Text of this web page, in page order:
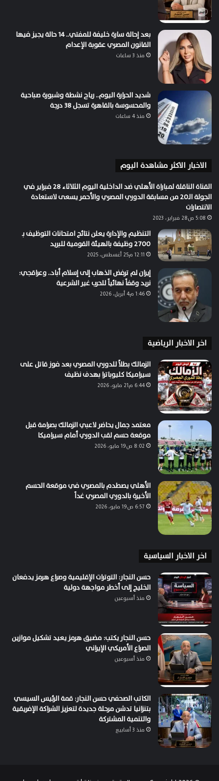
بعد إحالة سارة خليفة للمفتي.. 14 حالة يجيز فيها
القانون المصري عقوبة الإعدام
منذ 3 ساعات
شديد الحرارة اليوم.. رياح نشطة وشبورة صباحية
والمحسوسة بالقاهرة تسجل 38 درجة
منذ 4 ساعات
الاخبار الاكثر مشاهدة اليوم
القناة الناقلة لمباراة الأهلي ضد الداخلية اليوم الثلاثاء 28 فبراير في
الجولة الـ20 من مسابقة الدوري المصري والأحمر يسعى لاستعادة
الانتصارات
5:08 ص28 فبراير، 2023
التنظيم والإدارة يعلن نتائج امتحانات التوظيف بـ
2700 وظيفة بالهيئة القومية للبريد
12:11 م25 أغسطس، 2025
إيران لم ترفض الذهاب إلى إسلام أباد.. وعراقجي:
نريد وقفاً نهائياً للحرب غير الشرعية
1:46 م4 أبريل، 2026
اخر الاخبار الرياضية
الزمالك بطلاً للدوري المصري بعد فوز قاتل على
سيراميكا كليوباترا بهدف نظيف
6:44 م21 مايو، 2026
معتمد جمال يحاضر لاعبي الزمالك بصرامة قبل
موقعة حسم لقب الدوري أمام سيراميكا
8:02 ص19 مايو، 2026
الأهلي يصطدم بالمصري في موقعة الحسم
الأخيرة بالدوري المصري غداً
6:57 ص19 مايو، 2026
اخر الاخبار السياسية
حسن النجار: التوترات الإقليمية وصراع هرمز يدفعان
الخليج إلى أخطر مواجهة دولية
منذ أسبوعين
حسن النجار يكتب: مضيق هرمز يعيد تشكيل موازين
الصراع الأمريكي الإيراني
منذ أسبوعين
الكاتب الصحفي حسن النجار: قمة الرئيس السيسي
بتنزانيا تدشن مرحلة جديدة لتعزيز الشراكة الإفريقية
والتنمية المشتركة
منذ 3 أسابيع